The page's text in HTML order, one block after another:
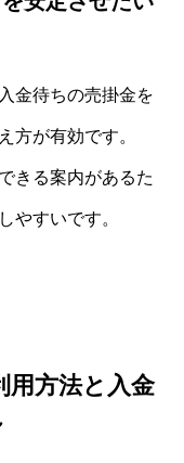
金待ちの売掛金を
方が有効です。
きる案内があるた
やすいです。
方法と入金